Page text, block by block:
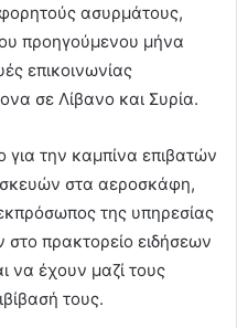
ασυρμάτους,
προηγούμενου μήνα
επικοινωνίας
σε Λίβανο και Συρία.
για την καμπίνα επιβατών
στα αεροσκάφη,
της υπηρεσίας
στο πρακτορείο ειδήσεων
να έχουν μαζί τους
τους.